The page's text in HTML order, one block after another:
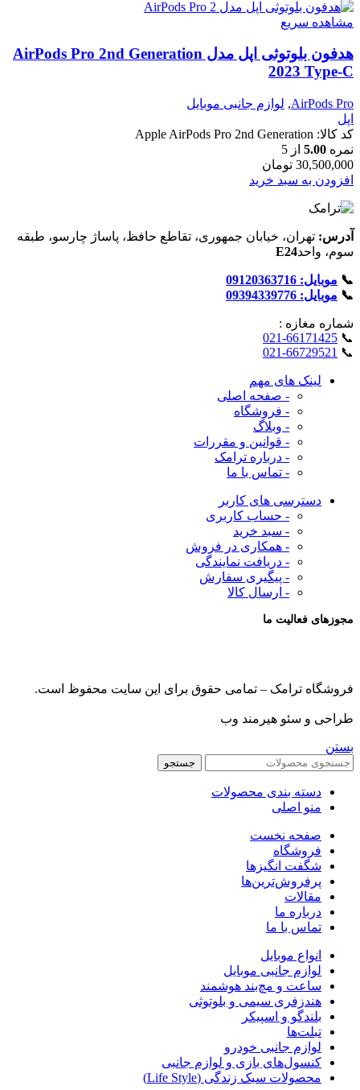
مشاهده سریع
هدفون بلوتوثی اپل مدل AirPods Pro 2nd Generation
2023 Type-C
AirPods Pro
, لوازم جانبی موبایل
اپل
کد کالا: Apple AirPods Pro 2nd Generation
نمره 5.00 از 5
30,500,000 تومان
افزودن به سبد خرید
آدرس: تهران، خیابان جمهوری، تقاطع حافظ، پاساژ چارسو، طبقه
سوم، واحدE24
📞 موبایل: 09120363716
📞 موبایل: 09394339776
شماره‌ مغازه :
📞
021-66171425
📞
021-66729521
لینک های مهم
- صفحه اصلی
- فروشگاه
- وبلاگ
- قوانین و مقررات
- درباره ترامک
- تماس با ما
دسترسی های کاربر
- حساب کاربری
- سبد خرید
- همکاری در فروش
- دریافت نمایندگی
- پیگیری سفارش
- ارسال کالا
مجوزهای فعالیت ما
فروشگاه ترامک – تمامی حقوق برای این سایت محفوظ است.
طراحی و سئو هیرمند وب
بستن
جستجو
دسته بندی محصولات
منو اصلی
صفحه نخست
فروشگاه
شگفت انگیزها
پرفروش‌ترین‌ها
مقالات
درباره ما
تماس با ما
انواع موبایل
لوازم جانبی موبایل
ساعت و مچ‌بند هوشمند
هندزفری سیمی و بلوتوثی
بلندگو و اسپیکر
تبلت‌ها
لوازم جانبی خودرو
کنسول‌های بازی و لوازم جانبی
محصولات سبک زندگی (Life Style)